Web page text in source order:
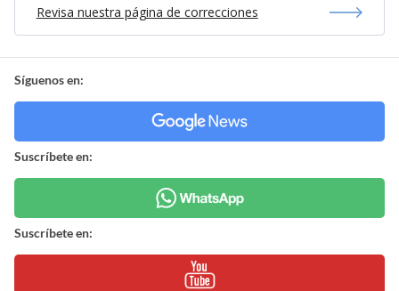
Revisa nuestra página de correcciones
Síguenos en:
Suscríbete en:
Suscríbete en: